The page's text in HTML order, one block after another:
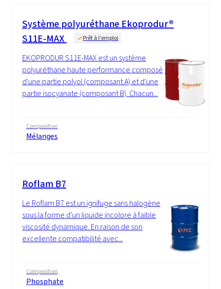
Système polyuréthane Ekoprodur®
S11E-MAX
Prêt à l'emploi
EKOPRODUR S11E-MAX est un système
polyuréthane haute performance composé
d'une partie polyol (composant A) et d'une
partie isocyanate (composant B). Chacun...
Composition
Mélanges
Roflam B7
Le Roflam B7 est un ignifuge sans halogène
sous la forme d'un liquide incolore à faible
viscosité dynamique. En raison de son
excellente compatibilité avec...
Composition
Phosphate